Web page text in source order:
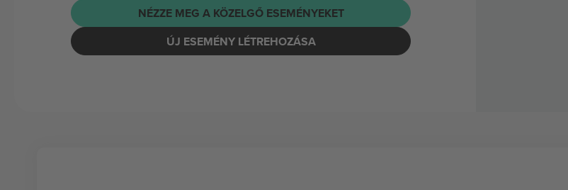
NÉZZE MEG A KÖZELGŐ ESEMÉNYEKET
ÚJ ESEMÉNY LÉTREHOZÁSA